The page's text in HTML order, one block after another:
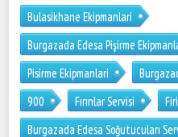
Bulasikhane Ekipmanlari
Burgazada Edesa Pişirme
Pisirme Ekipmanlari
900
Fırınlar Servisi
Burgazada Edesa Soğutucuları